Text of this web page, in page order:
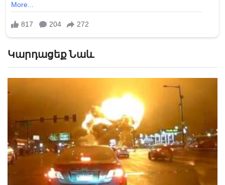
Կարդացեք Նաև